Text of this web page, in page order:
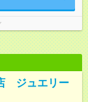
休憩2h） 通し／
他 ▼残業は全社平均月11.6時間！
ジュエリー